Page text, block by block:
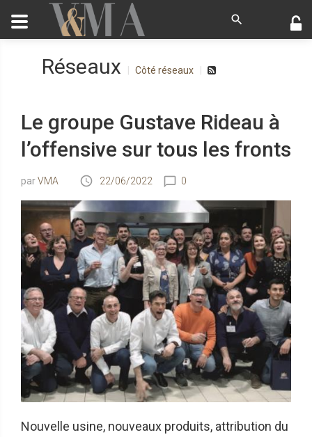
Réseaux Côté réseaux
Le groupe Gustave Rideau à
l’offensive sur tous les fronts
VMA 22/06/2022 0
Nouvelle usine, nouveaux produits, attribution du